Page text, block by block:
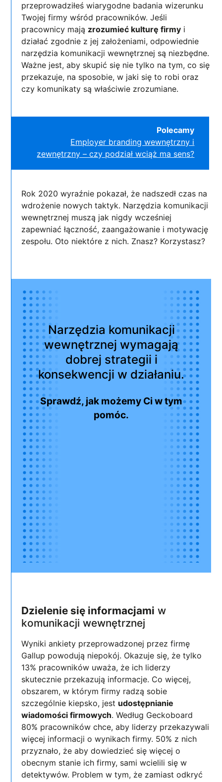
przeprowadziłeś wiarygodne badania wizerunku
Twojej firmy wśród pracowników. Jeśli
pracownicy mają zrozumieć kulturę firmy i
działać zgodnie z jej założeniami, odpowiednie
narzędzia komunikacji wewnętrznej są niezbędne.
Ważne jest, aby skupić się nie tylko na tym, co się
przekazuje, na sposobie, w jaki się to robi oraz
czy komunikaty są właściwie zrozumiane.
Polecamy
Employer branding wewnętrzny i
zewnętrzny – czy podział wciąż ma sens?
Rok 2020 wyraźnie pokazał, że nadszedł czas na
wdrożenie nowych taktyk. Narzędzia komunikacji
wewnętrznej muszą jak nigdy wcześniej
zapewniać łączność, zaangażowanie i motywację
zespołu. Oto niektóre z nich. Znasz? Korzystasz?
Narzędzia komunikacji
wewnętrznej wymagają
dobrej strategii i
konsekwencji w działaniu.
Sprawdź, jak możemy Ci w tym
pomóc.
Dzielenie się informacjami w
komunikacji wewnętrznej
Wyniki ankiety przeprowadzonej przez firmę
Gallup powodują niepokój. Okazuje się, że tylko
13% pracowników uważa, że ich liderzy
skutecznie przekazują informacje. Co więcej,
obszarem, w którym firmy radzą sobie
szczególnie kiepsko, jest udostępnianie
wiadomości firmowych. Według Geckoboard
80% pracowników chce, aby liderzy przekazywali
więcej informacji o wynikach firmy. 50% z nich
przyznało, że aby dowiedzieć się więcej o
obecnym stanie ich firmy, sami wcielili się w
detektywów. Problem w tym, że zamiast odkryć